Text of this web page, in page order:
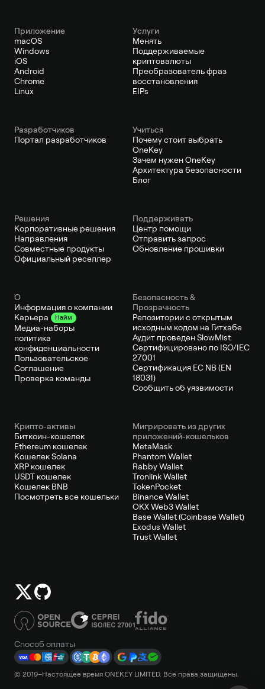
Приложение
macOS
Windows
iOS
Android
Chrome
Linux
Услуги
Менять
Поддерживаемые
криптовалюты
Преобразователь фраз
восстановления
EIPs
Pазработчиков
Портал разработчиков
Учиться
Почему стоит выбрать
OneKey
Зачем нужен OneKey
Архитектура безопасности
Блог
Решения
Корпоративные решения
Направления
Совместные продукты
Официальный реселлер
Поддерживать
Центр помощи
Отправить запрос
Обновление прошивки
О
Информация о компании
Карьера
Найм
Медиа-наборы
политика
конфиденциальности
Пользовательское
Соглашение
Проверка команды
Безопасность &
Прозрачность
Репозитории с открытым
исходным кодом на Гитхабе
Аудит проведен SlowMist
Сертифицировано по ISO/IEC
27001
Сертификация ЕС NB (EN
18031)
Сообщить об уязвимости
Крипто-активы
Биткоин-кошелек
Ethereum кошелек
Кошелек Solana
XRP кошелек
USDT кошелек
Кошелек BNB
Посмотреть все кошельки
Мигрировать из других
приложений-кошельков
MetaMask
Phantom Wallet
Rabby Wallet
Tronlink Wallet
TokenPocket
Binance Wallet
OKX Web3 Wallet
Base Wallet (Coinbase Wallet)
Exodus Wallet
Trust Wallet
Способ оплаты
© 2019–Настоящее время ONEKEY LIMITED. Все права защищены.